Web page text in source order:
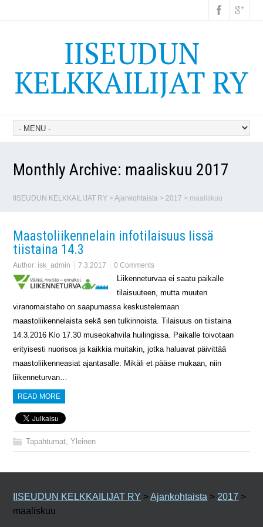
IISEUDUN
KELKKAILIJAT RY
Monthly Archive: maaliskuu 2017
IISEUDUN KELKKAILIJAT RY >Ajankohtaista >2017 > maaliskuu
Maastoliikennelain infotilaisuus Iissä
tiistaina 14.3
Author: isk_admin 7.3.2017 0 Comments
Liikenneturvaa ei saatu paikalle
tilaisuuteen, mutta muuten
viranomaistaho on saapumassa keskustelemaan
maastoliikennelaista sekä sen tulkinnoista. Tilaisuus on tiistaina
14.3.2016 Klo 17.30 museokahvila huilingissa. Paikalle toivotaan
erityisesti nuorisoa ja kaikkia muitakin, jotka haluavat päivittää
maastoliikenneasiat ajantasalle. Mikäli et pääse mukaan, niin
liikenneturvan…
READ MORE
Tapahtumat,Yleinen
IISEUDUN KELKKAILIJAT RY >Ajankohtaista > 2017 >
maaliskuu